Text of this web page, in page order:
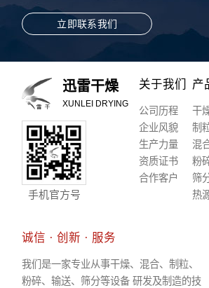
立即联系我们
迅雷干燥
XUNLEI DRYING
手机官方号
关于我们
公司历程
企业风貌
生产力量
资质证书
合作客户
产
干
制
混
粉
筛
热
诚信 · 创新 · 服务
我们是一家专业从事干燥、混合、制粒、
粉碎、输送、筛分等设备 研发及制造的技